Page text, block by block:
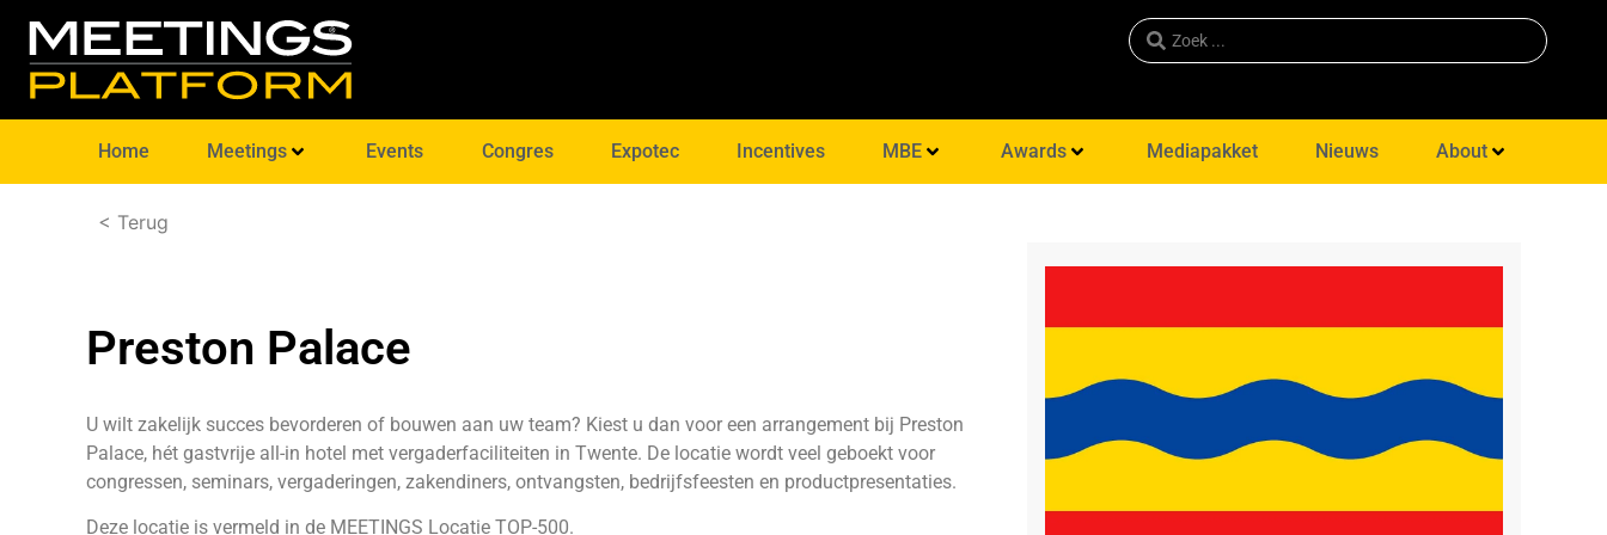
Home Meetings Events Congres Expotec Incentives MBE Awards Mediapakket Nieuws About
< Terug
Preston Palace
U wilt zakelijk succes bevorderen of bouwen aan uw team? Kiest u dan voor een arrangement bij Preston
Palace, hét gastvrije all-in hotel met vergaderfaciliteiten in Twente. De locatie wordt veel geboekt voor
congressen, seminars, vergaderingen, zakendiners, ontvangsten, bedrijfsfeesten en productpresentaties.
Deze locatie is vermeld in de MEETINGS Locatie TOP-500.